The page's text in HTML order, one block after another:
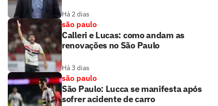
Há 2 dias
são paulo
Calleri e Lucas: como andam as
renovações no São Paulo
Há 3 dias
são paulo
São Paulo: Lucca se manifesta após
sofrer acidente de carro